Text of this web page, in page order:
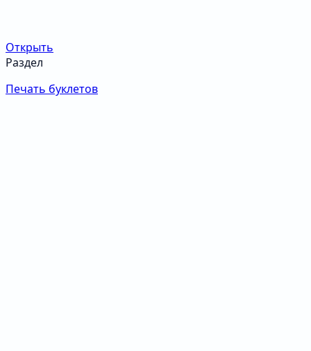
Открыть
Раздел
Печать буклетов